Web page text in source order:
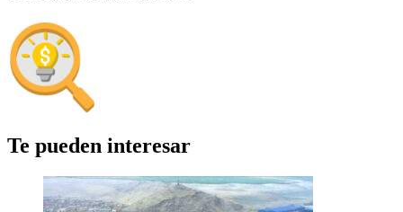
Te pueden interesar